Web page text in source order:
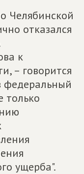
Челябинской
отказался
к
– говорится
федеральный
только
ущерба".